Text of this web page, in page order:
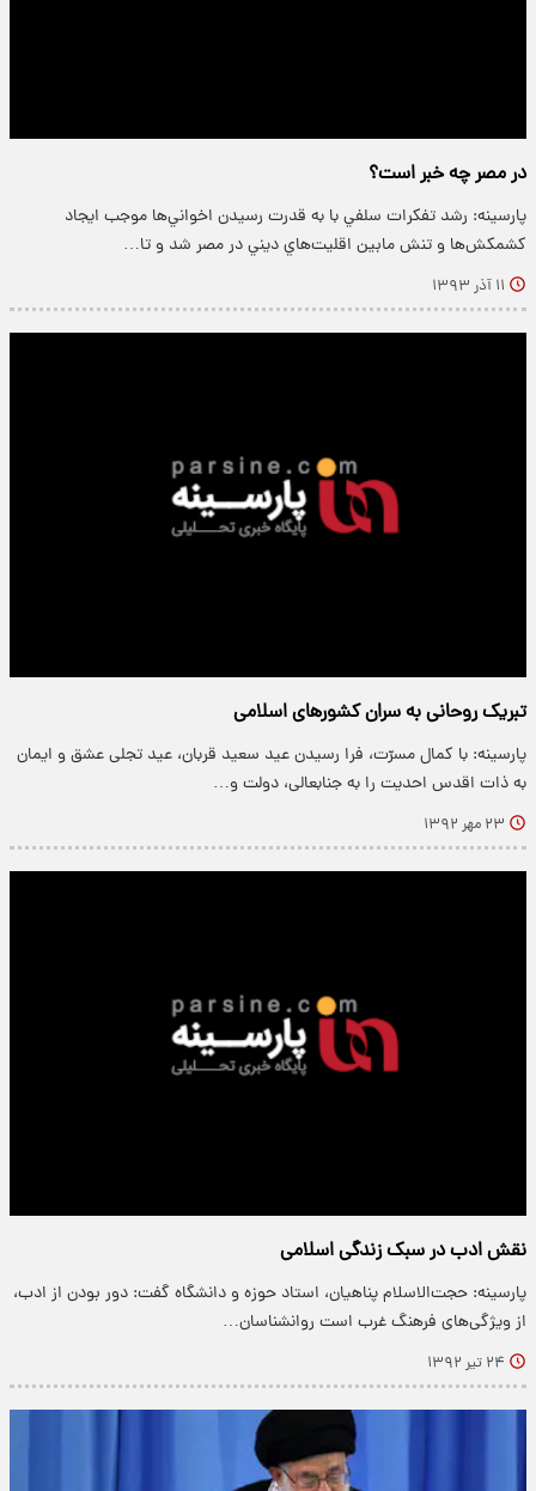
در مصر چه خبر است؟
پارسینه: رشد تفکرات سلفي با به قدرت رسيدن اخواني‌ها موجب ايجاد
کشمکش‌ها و تنش مابين اقليت‌هاي ديني در مصر شد و تا…
۱۱ آذر ۱۳۹۳
تبریک روحانی به سران کشورهای اسلامی
پارسینه: با کمال مسرّت، فرا رسیدن عید سعید قربان، عید تجلی عشق و ایمان
به ذات اقدس احدیت را به جنابعالی، دولت و…
۲۳ مهر ۱۳۹۲
نقش ادب در سبک زندگی اسلامی
پارسینه: حجت‌الاسلام پناهیان، استاد حوزه و دانشگاه گفت: دور بودن از ادب،
از ویژگی‌های فرهنگ غرب است روانشناسان…
۲۴ تیر ۱۳۹۲